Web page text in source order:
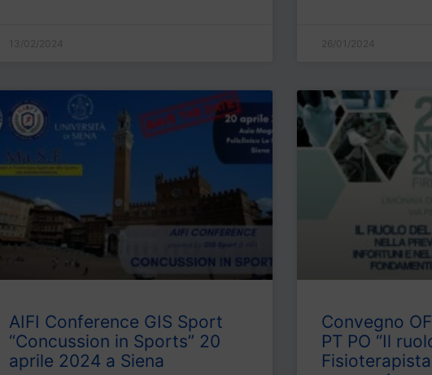
13/02/2024 26/01/2024
AIFI Conference GIS Sport
“Concussion in Sports” 20
aprile 2024 a Siena
Convegno
PT PO “Il